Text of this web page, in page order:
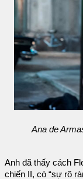
Ana de
Anh đã thấy cách
chiến II, có “sự rõ